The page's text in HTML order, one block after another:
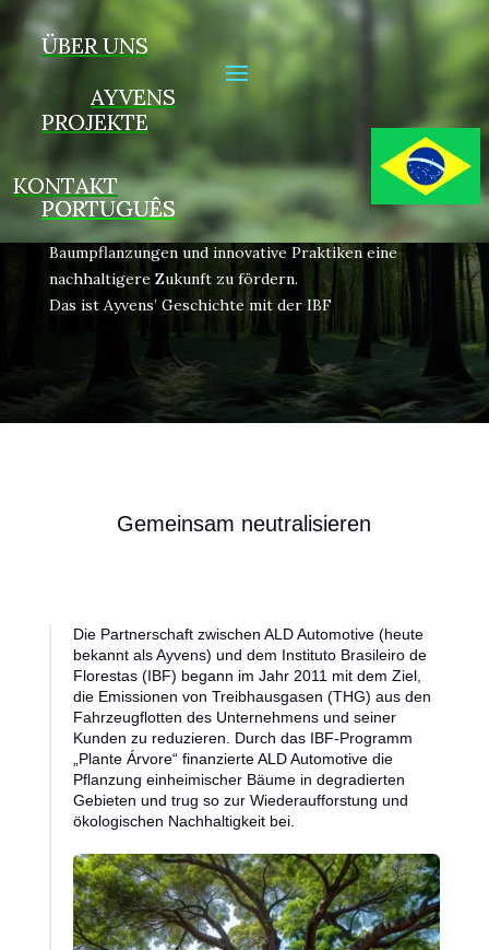
ÜBER UNS
AYVENS
PROJEKTE
KONTAKT
PORTUGUÊS
GEMEINSAM FÜR EINE GRÜNE ZUKUNFT
Die Partnerschaft, die morgen
Zwei Unternehmen kommen zusammen, um die CO2-
Neutralität voranzutreiben und durch
Baumpflanzungen und innovative Praktiken eine
nachhaltigere Zukunft zu fördern.
Das ist Ayvens’ Geschichte mit der IBF
Gemeinsam neutralisieren
Die Partnerschaft zwischen ALD Automotive (heute
bekannt als Ayvens) und dem Instituto Brasileiro de
Florestas (IBF) begann im Jahr 2011 mit dem Ziel,
die Emissionen von Treibhausgasen (THG) aus den
Fahrzeugflotten des Unternehmens und seiner
Kunden zu reduzieren. Durch das IBF-Programm
„Plante Árvore“ finanzierte ALD Automotive die
Pflanzung einheimischer Bäume in degradierten
Gebieten und trug so zur Wiederaufforstung und
ökologischen Nachhaltigkeit bei.